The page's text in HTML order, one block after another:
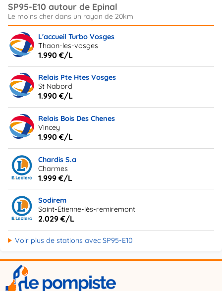
SP95-E10 autour de Epinal
L'accueil Turbo Vosges
Thaon-les-vosges
1.990 €/L
Relais Pte Htes Vosges
St Nabord
1.990 €/L
Relais Bois Des Chenes
Vincey
1.990 €/L
Chardis S.a
Charmes
1.999 €/L
Sodirem
Saint-Étienne-lès-remiremont
2.029 €/L
Voir plus de stations avec SP95-E10